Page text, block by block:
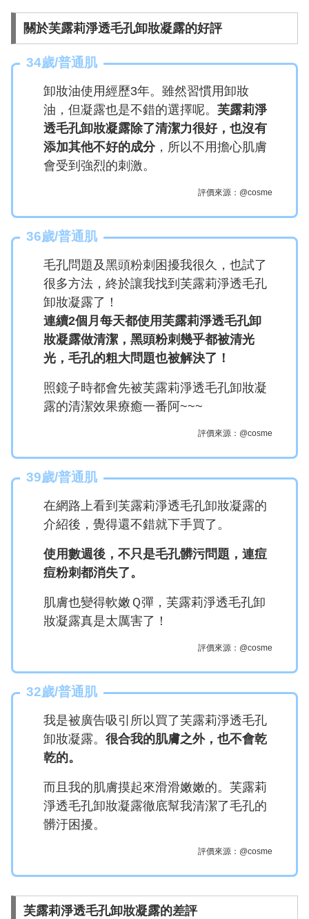
關於芙露莉淨透毛孔卸妝凝露的好評
34歲/普通肌
卸妝油使用經歷3年。雖然習慣用卸妝
油，但凝露也是不錯的選擇呢。 芙露莉淨
透毛孔卸妝凝露除了清潔力很好，也沒有
添加其他不好的成分，所以不用擔心肌膚
會受到強烈的刺激。
評價來源：@cosme
36歲/普通肌
毛孔問題及黑頭粉刺困擾我很久，也試了
很多方法，終於讓我找到芙露莉淨透毛孔
卸妝凝露了！
連續2個月每天都使用芙露莉淨透毛孔卸
妝凝露做清潔，黑頭粉刺幾乎都被清光
光，毛孔的粗大問題也被解決了！
照鏡子時都會先被芙露莉淨透毛孔卸妝凝
露的清潔效果療癒一番阿~~~
評價來源：@cosme
39歲/普通肌
在網路上看到芙露莉淨透毛孔卸妝凝露的
介紹後，覺得還不錯就下手買了。
使用數週後，不只是毛孔髒污問題，連痘
痘粉刺都消失了。
肌膚也變得軟嫩Ｑ彈，芙露莉淨透毛孔卸
妝凝露真是太厲害了！
評價來源：@cosme
32歲/普通肌
我是被廣告吸引所以買了芙露莉淨透毛孔
卸妝凝露。 很合我的肌膚之外，也不會乾
乾的。
而且我的肌膚摸起來滑滑嫩嫩的。芙露莉
淨透毛孔卸妝凝露徹底幫我清潔了毛孔的
髒汙困擾。
評價來源：@cosme
芙露莉淨透毛孔卸妝凝露的差評